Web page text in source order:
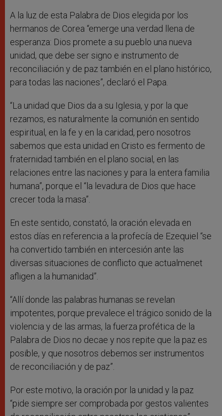
A la luz de esta Palabra de Dios elegida por los
hermanos de Corea “emerge una verdad llena de
esperanza: Dios promete a su pueblo una nueva
unidad, que debe ser signo e instrumento de
reconciliación y de paz también en el plano histórico,
para todas las naciones”, declaró el Papa.
“La unidad que Dios da a su Iglesia, y por la que
rezamos, es naturalmente la comunión en sentido
espiritual, en la fe y en la caridad, pero nosotros
sabemos que esta unidad en Cristo es fermento de
fraternidad también en el plano social, en las
relaciones entre las naciones y para la entera familia
humana”, porque el “la levadura de Dios que hace
crecer toda la masa”.
En este sentido, constató, la oración elevada en
estos días en referencia a la profecía de Ezequiel “se
ha convertido también en intercesión ante las
diversas situaciones de conflicto que actualmenet
afligen a la humanidad”.
“Allí donde las palabras humanas se revelan
impotentes, porque prevalece el trágico sonido de la
violencia y de las armas, la fuerza profética de la
Palabra de Dios no decae y nos repite que la paz es
posible, y que nosotros debemos ser instrumentos
de reconciliación y de paz”.
Por este motivo, la oración por la unidad y la paz
“pide siempre ser comprobada por gestos valientes